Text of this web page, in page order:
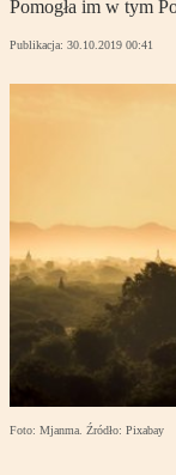
Pomogła im w tym
Publikacja: 30.10.2019 00:41
Foto: Mjanma. Źródło: Pixabay